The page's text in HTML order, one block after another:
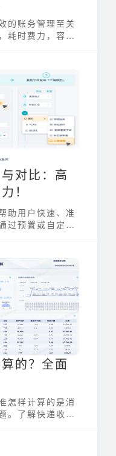
的账务管理至关
耗时费力，容易
宝网上对账的流
松告别繁琐的对
对比：高
！
助用户快速、准
过预置或自定义
流需求日益增
件对于企业和个
率，降低成本。
的？全面
怎样计算的是消
。了解快递收费
，并详细介绍影